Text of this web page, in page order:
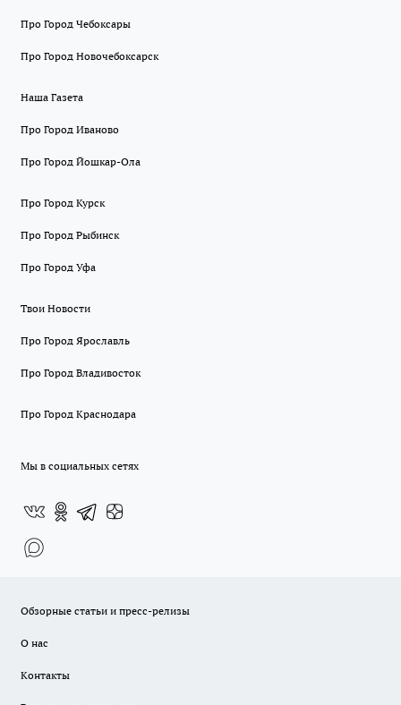
Про Город Чебоксары
Про Город Новочебоксарск
Наша Газета
Про Город Иваново
Про Город Йошкар-Ола
Про Город Курск
Про Город Рыбинск
Про Город Уфа
Твои Новости
Про Город Ярославль
Про Город Владивосток
Про Город Краснодара
Мы в социальных сетях
Обзорные статьи и пресс-релизы
О нас
Контакты